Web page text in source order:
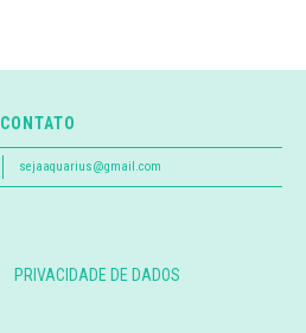
CONTATO
sejaaquarius@gmail.com
PRIVACIDADE DE DADOS